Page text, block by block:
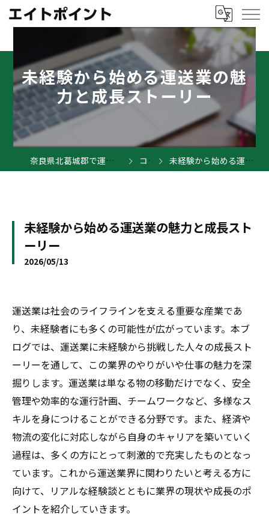
未経験から始める運送業の魅
力と成長ストーリー
奈良県北葛城郡で運送業の求人ならエイトポイント コラム 未経験から始める運送業の魅力と成長ストーリー
未経験から始める運送業の魅力と成長スト
ーリー
2026/05/13
運送業は社会のライフラインを支える重要な産業であ
り、未経験者にも多くの可能性が広がっています。本ブ
ログでは、運送業に未経験から挑戦した人々の成長スト
ーリーを通して、この業界のやりがいや仕事の魅力を深
掘りします。運送業は単なる物の移動だけでなく、安全
管理や効率的な運行計画、チームワークなど、多様なス
キルを身につけることができる分野です。また、経済や
物流の変化に対応しながら自身のキャリアを築いていく
過程は、多くの方にとって刺激的で充実したものとなっ
ています。これから運送業界に関わりたいと考える方に
向けて、リアルな経験談とともに業界の現状や成長のポ
イントを紹介していきます。